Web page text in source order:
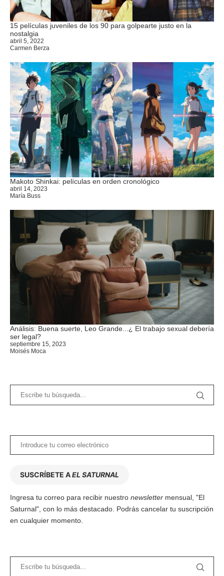
15 películas juveniles de los 90 para golpearte justo en la
nostalgia
abril 5, 2022
Carmen Berza
Makoto Shinkai: películas en orden cronológico
abril 14, 2023
María Buss
Análisis: Buena suerte, Leo Grande...¿ El trabajo sexual debería
ser legal?
septiembre 15, 2023
Moisés Moca
SUSCRÍBETE AEL SATURNAL
Ingresa tu correo para recibir nuestro newsletter mensual, "El
Saturnal", con lo más destacado. Podrás cancelar tu suscripción
en cualquier momento.